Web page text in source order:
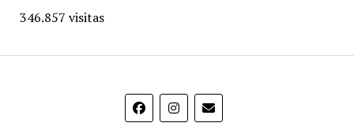
346.857 visitas